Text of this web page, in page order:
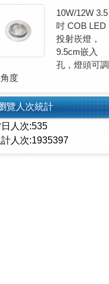
10W/12W 3.5
吋 COB LED
投射崁燈，
9.5cm嵌入
孔，燈頭可調
度
覽人次統計
人次:535
計人次:1935397